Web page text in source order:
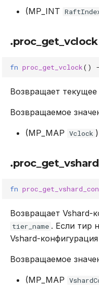
(MP_INT
.proc_get_vclock
fn proc_get_vclock()
Возвращает текущее
Возвращаемое
(MP_MAP Vclock )
fn
Возвращает Vshard-
tier_name . Если тир
Vshard-
Возвращаемое
(MP_MAP